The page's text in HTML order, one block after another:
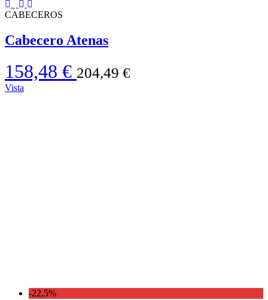
CABECEROS
Cabecero Atenas
158,48 € 204,49 €
Vista
-22,5%